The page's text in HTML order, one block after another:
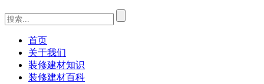
首页
关于我们
装修建材知识
装修建材百科